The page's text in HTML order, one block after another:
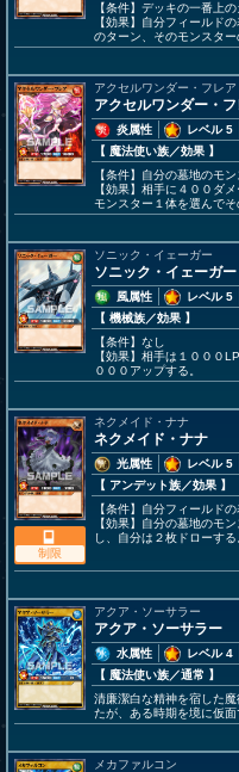
【条件】デッキの一番上
【効果】自分フィールド
のターン、そのモンスタ
アクセルワンダー・フレア
アクセルワンダー・
炎属性
レベル 5
【 魔法使い族／効果 】
【条件】自分の墓地のモ
【効果】相手に４００ダ
モンスター１体を選んで
ソニック・イェーガー
ソニック・イェーガー
風属性
レベル 5
【 機械族／効果 】
【条件】なし
【効果】相手は１０００
０００アップする。
制限
ネクメイド・ナナ
ネクメイド・ナナ
光属性
レベル 5
【 アンデット族／効果 】
【条件】自分フィールド
【効果】自分の墓地のモ
し、自分は２枚ドローする
アクア・ソーサラー
アクア・ソーサラー
水属性
レベル 4
【 魔法使い族／通常 】
清廉潔白な精神を宿した
たが、ある時期を境に仮面
メカファルコン